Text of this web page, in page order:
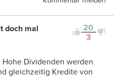
20
3
doch mal
Dividenden werden
gleichzeitig Kredite von